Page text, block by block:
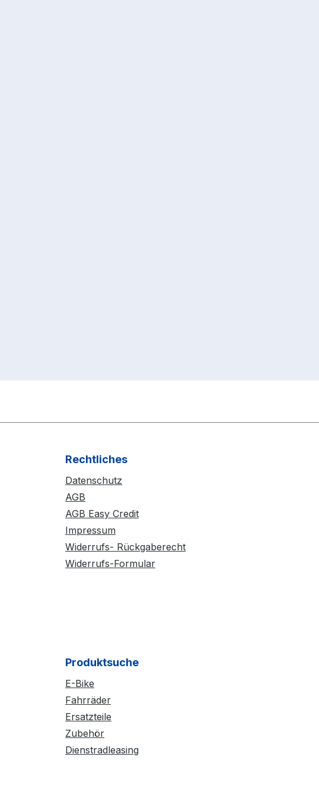
Rechtliches
Datenschutz
AGB
AGB Easy Credit
Impressum
Widerrufs- Rückgaberecht
Widerrufs-Formular
Produktsuche
E-Bike
Fahrräder
Ersatzteile
Zubehör
Dienstradleasing